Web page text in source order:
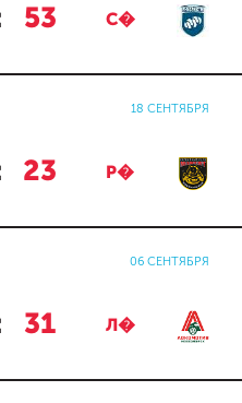
53 С�
18 СЕНТЯБРЯ
23 Р�
06 СЕНТЯБРЯ
31 Л�